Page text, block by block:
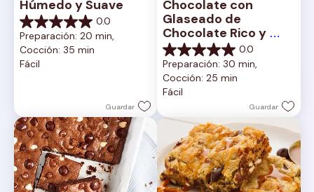
Húmedo y Suave
0.0
0.0
de
5
estrellas.
Preparación: 20 min,
Cocción: 35 min
Fácil
Guardar
Chocolate con
Glaseado de
Chocolate Rico y
Cremoso
0.0
0.0
de
5
estrellas.
Preparación: 30 min,
Cocción: 25 min
Fácil
Guardar